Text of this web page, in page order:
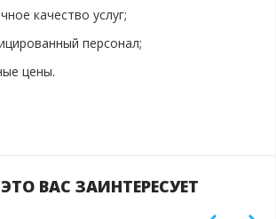
качество услуг;
персонал;
цены.
ВАС ЗАИНТЕРЕСУЕТ